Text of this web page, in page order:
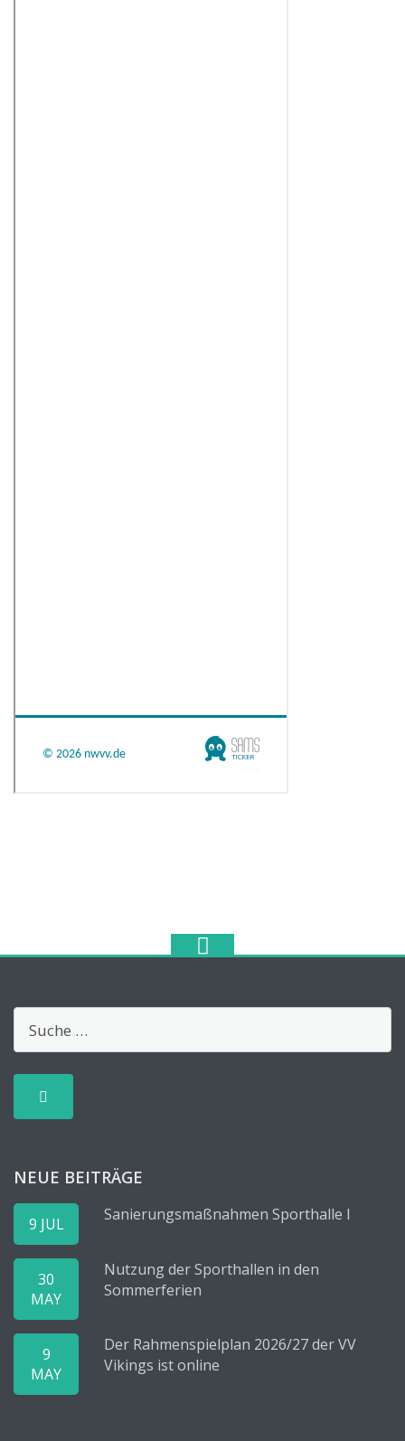
NEUE BEITRÄGE
9 JUL Sanierungsmaßnahmen Sporthalle I
30
MAY
Nutzung der Sporthallen in den
Sommerferien
9
MAY
Der Rahmenspielplan 2026/27 der VV
Vikings ist online